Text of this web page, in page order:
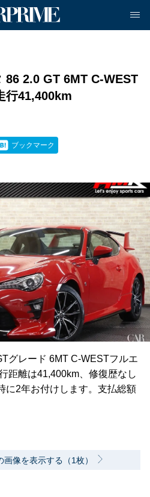
86 2.0 GT 6MT C-WEST
行41,400km
ブックマーク
グレード 6MT C-WESTフルエ
距離は41,400km、修復歴なし
に2年お付けします。支払総額
像を表示する（1枚）